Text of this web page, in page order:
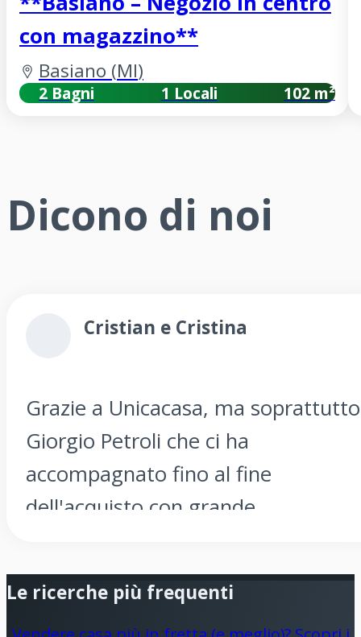
con magazzino**
Basiano (MI)
2 Bagni 1 Locali 102 m²
Dicono di noi
Cristian e Cristina
Grazie a Unicacasa, ma soprattutto
Giorgio Petroli che ci ha
accompagnato fino al fine
dell'acquisto con grande
disponibilità ! Raccomandiamo
vivamente Unicacasa !!
Le ricerche più frequenti